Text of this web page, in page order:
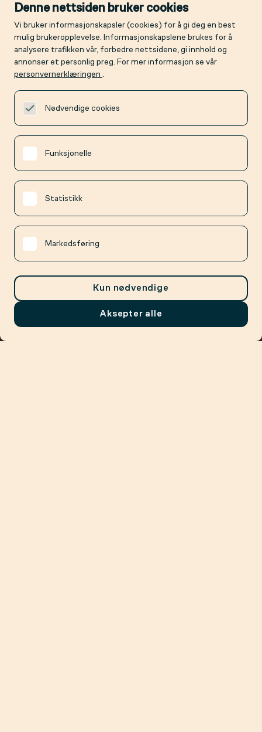
Meny
Denne nettsiden bruker cookies
Vi bruker informasjonskapsler (cookies) for å gi deg en best
mulig brukeropplevelse. Informasjonskapslene brukes for å
analysere trafikken vår, forbedre nettsidene, gi innhold og
annonser et personlig preg. For mer informasjon se vår
personvernerklæringen .
Nødvendige cookies
Funksjonelle
Statistikk
Markedsføring
Kun nødvendige
Aksepter alle